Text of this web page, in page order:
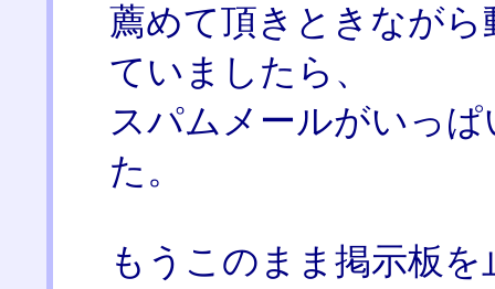
薦めて頂きときなが
ていましたら、
スパムメールがいっ
た。
もうこのまま掲示板